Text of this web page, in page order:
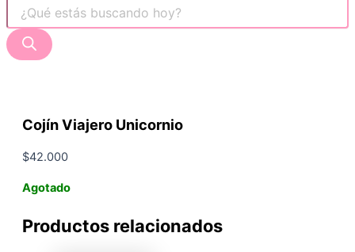
Cojín Viajero Unicornio
$42.000
Agotado
Productos relacionados